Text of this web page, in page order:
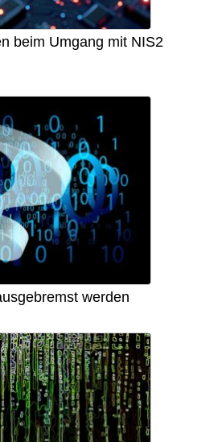
beim Umgang mit NIS2
werden